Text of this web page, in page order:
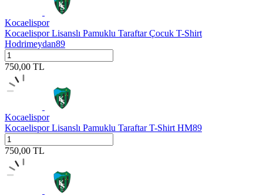
Kocaelispor
Kocaelispor Lisanslı Pamuklu Taraftar Çocuk T-Shirt
Hodrimeydan89
750,00 TL
Kocaelispor
Kocaelispor Lisanslı Pamuklu Taraftar T-Shirt HM89
750,00 TL